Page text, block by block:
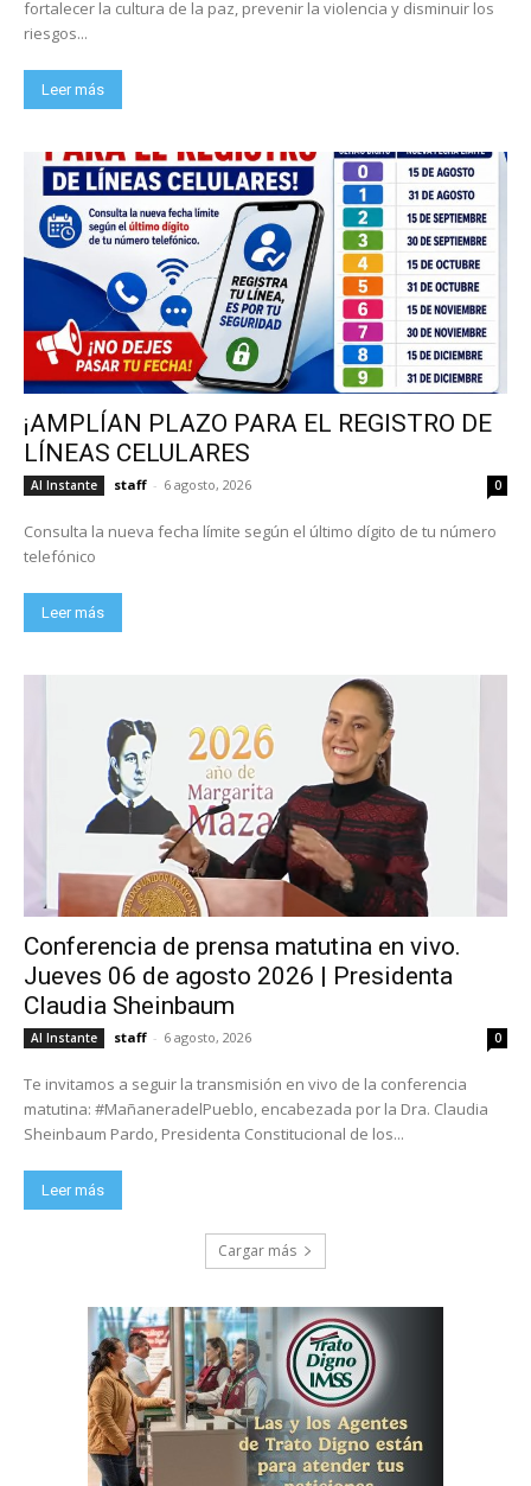
fortalecer la cultura de la paz, prevenir la violencia y disminuir los
riesgos...
Leer más
¡AMPLÍAN PLAZO PARA EL REGISTRO DE
LÍNEAS CELULARES
Al Instante staff - 6 agosto, 2026 0
Consulta la nueva fecha límite según el último dígito de tu número
telefónico
Leer más
Conferencia de prensa matutina en vivo.
Jueves 06 de agosto 2026 | Presidenta
Claudia Sheinbaum
Al Instante staff - 6 agosto, 2026 0
Te invitamos a seguir la transmisión en vivo de la conferencia
matutina: #MañaneradelPueblo, encabezada por la Dra. Claudia
Sheinbaum Pardo, Presidenta Constitucional de los...
Leer más
Cargar más